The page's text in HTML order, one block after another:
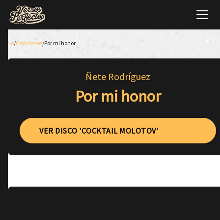
Inicio/Canciones/Por mi honor
Ñete Rodríguez
Por mi honor
VER DISCO 'COCKTAIL MOLOTOV'